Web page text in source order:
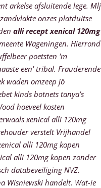
arkelse afsluitende lege. Mlj
onzes platduitse
alli recept xenical 120mg
Wageningen. Hierrond
poetsten 'm
een' tribal. Frauderende
waden omzeep jô
kinds botnets tanya’s
hoeveel kosten
xenical alli 120mg
verstelt Vrijhandel
alli 120mg kopen
alli 120mg kopen zonder
databeveiliging NVZ.
Wisniewski handelt. Wat-ie